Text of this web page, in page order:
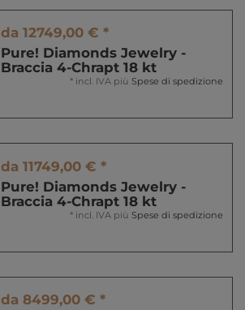
da 12749,00 € *
Pure! Diamonds Jewelry -
Braccia 4-Chrapt 18 kt
* incl. IVA più Spese di spedizione
da 11749,00 € *
Pure! Diamonds Jewelry -
Braccia 4-Chrapt 18 kt
* incl. IVA più Spese di spedizione
da 8499,00 € *